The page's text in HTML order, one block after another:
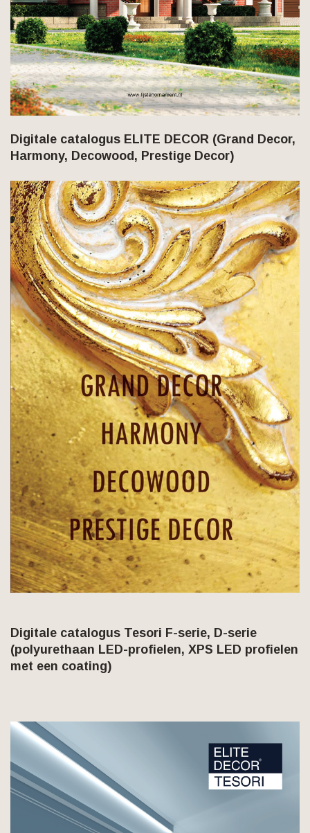
Digitale catalogus ELITE DECOR (Grand Decor,
Harmony, Decowood, Prestige Decor)
Digitale catalogus Tesori F-serie, D-serie
(polyurethaan LED-profielen, XPS LED profielen
met een coating)